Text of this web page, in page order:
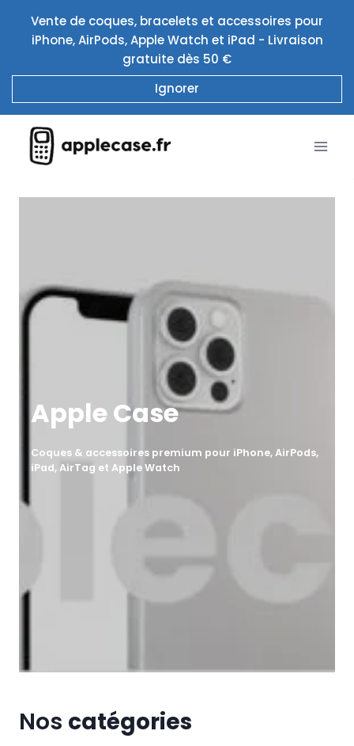
contenu
Vente de coques, bracelets et accessoires pour
iPhone, AirPods, Apple Watch et iPad - Livraison
gratuite dès 50 €
Ignorer
Apple Case
Coques & accessoires premium pour iPhone, AirPods,
iPad, AirTag et Apple Watch
Nos catégories